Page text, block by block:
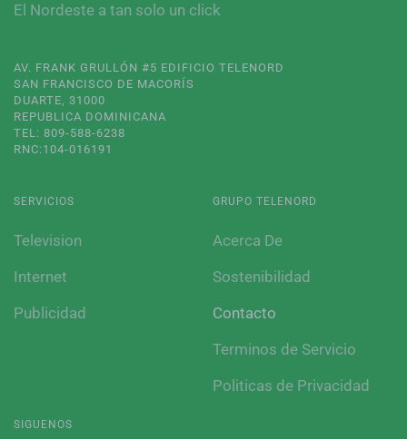
El Nordeste a tan solo un click
AV. FRANK GRULLÓN #5 EDIFICIO TELENORD
SAN FRANCISCO DE MACORÍS
DUARTE, 31000
REPUBLICA DOMINICANA
TEL: 809-588-6238
RNC:104-016191
SERVICIOS
Television
Internet
Publicidad
GRUPO TELENORD
Acerca De
Sostenibilidad
Contacto
Terminos de Servicio
Politicas de Privacidad
SIGUENOS